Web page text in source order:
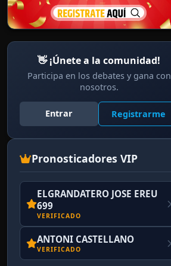
👋 ¡Únete a la comunidad!
Participa en los debates y gana con
nosotros.
Entrar Registrarme
Pronosticadores VIP
ELGRANDATERO JOSE EREU
699
VERIFICADO
ANTONI CASTELLANO
VERIFICADO